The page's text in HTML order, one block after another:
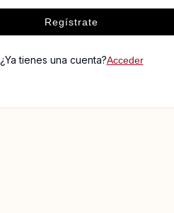
Regístrate
¿Ya tienes una cuenta?Acceder